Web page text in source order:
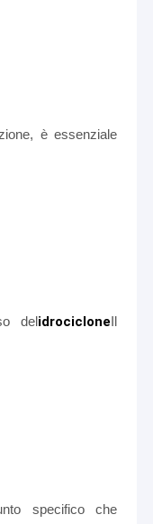
è essenziale
delidrocicloneIl
specifico che